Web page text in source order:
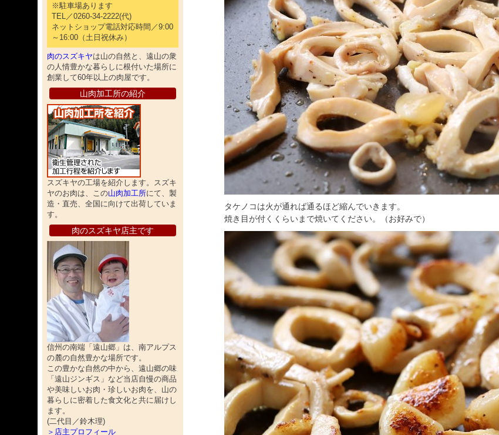
※駐車場あります
TEL／0260-34-2222(代)
ネットショップ電話対応時間／9:00
～16:00（土日祝休み）
肉のスズキヤは山の自然と、遠山の衆
の人情豊かな暮らしに根付いた場所に
創業して60年以上の肉屋です。
山肉加工所の紹介
スズキヤの工場を紹介します。スズキ
ヤのお肉は、この山肉加工所にて、製
造・直売、全国に向けて出荷していま
す。
肉のスズキヤ店主です
信州の南端「遠山郷」は、南アルプス
の麓の自然豊かな場所です。
この豊かな自然の中から、遠山郷の味
「遠山ジンギス」など当店自慢の商品
や美味しいお肉・珍しいお肉を、山の
暮らしに密着した食文化と共に届けし
ます。
(二代目／鈴木理)
＞店主プロフィール
タケノコは火が通れば通るほど縮んでいきます。
焼き目が付くくらいまで焼いてください。（お好みで）